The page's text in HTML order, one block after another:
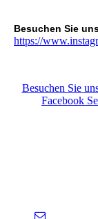
Besuchen Sie
https://
Besuchen Sie
Facebook